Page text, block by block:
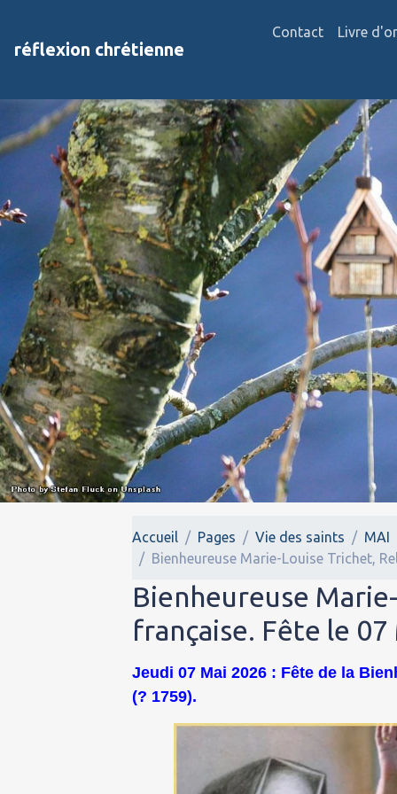
réflexion chrétienne
Contact Livre d'or
Accueil Pages Vie des saints
MAI
Bienheureuse Marie-Louise Trichet,
Bienheureuse
française. Fête le 07
Jeudi 07 Mai 2026 : Fête de la
(? 1759).